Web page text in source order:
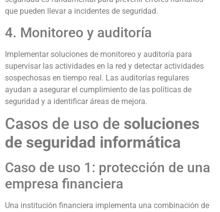
que pueden llevar a incidentes de seguridad.
4. Monitoreo y auditoría
Implementar soluciones de monitoreo y auditoría para
supervisar las actividades en la red y detectar actividades
sospechosas en tiempo real. Las auditorías regulares
ayudan a asegurar el cumplimiento de las políticas de
seguridad y a identificar áreas de mejora.
Casos de uso de soluciones
de seguridad informática
Caso de uso 1: protección de una
empresa financiera
Una institución financiera implementa una combinación de